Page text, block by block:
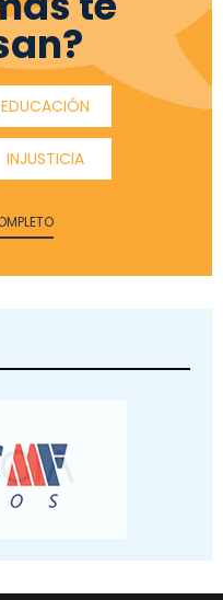
EDUCACIÓN
INJUSTICIA